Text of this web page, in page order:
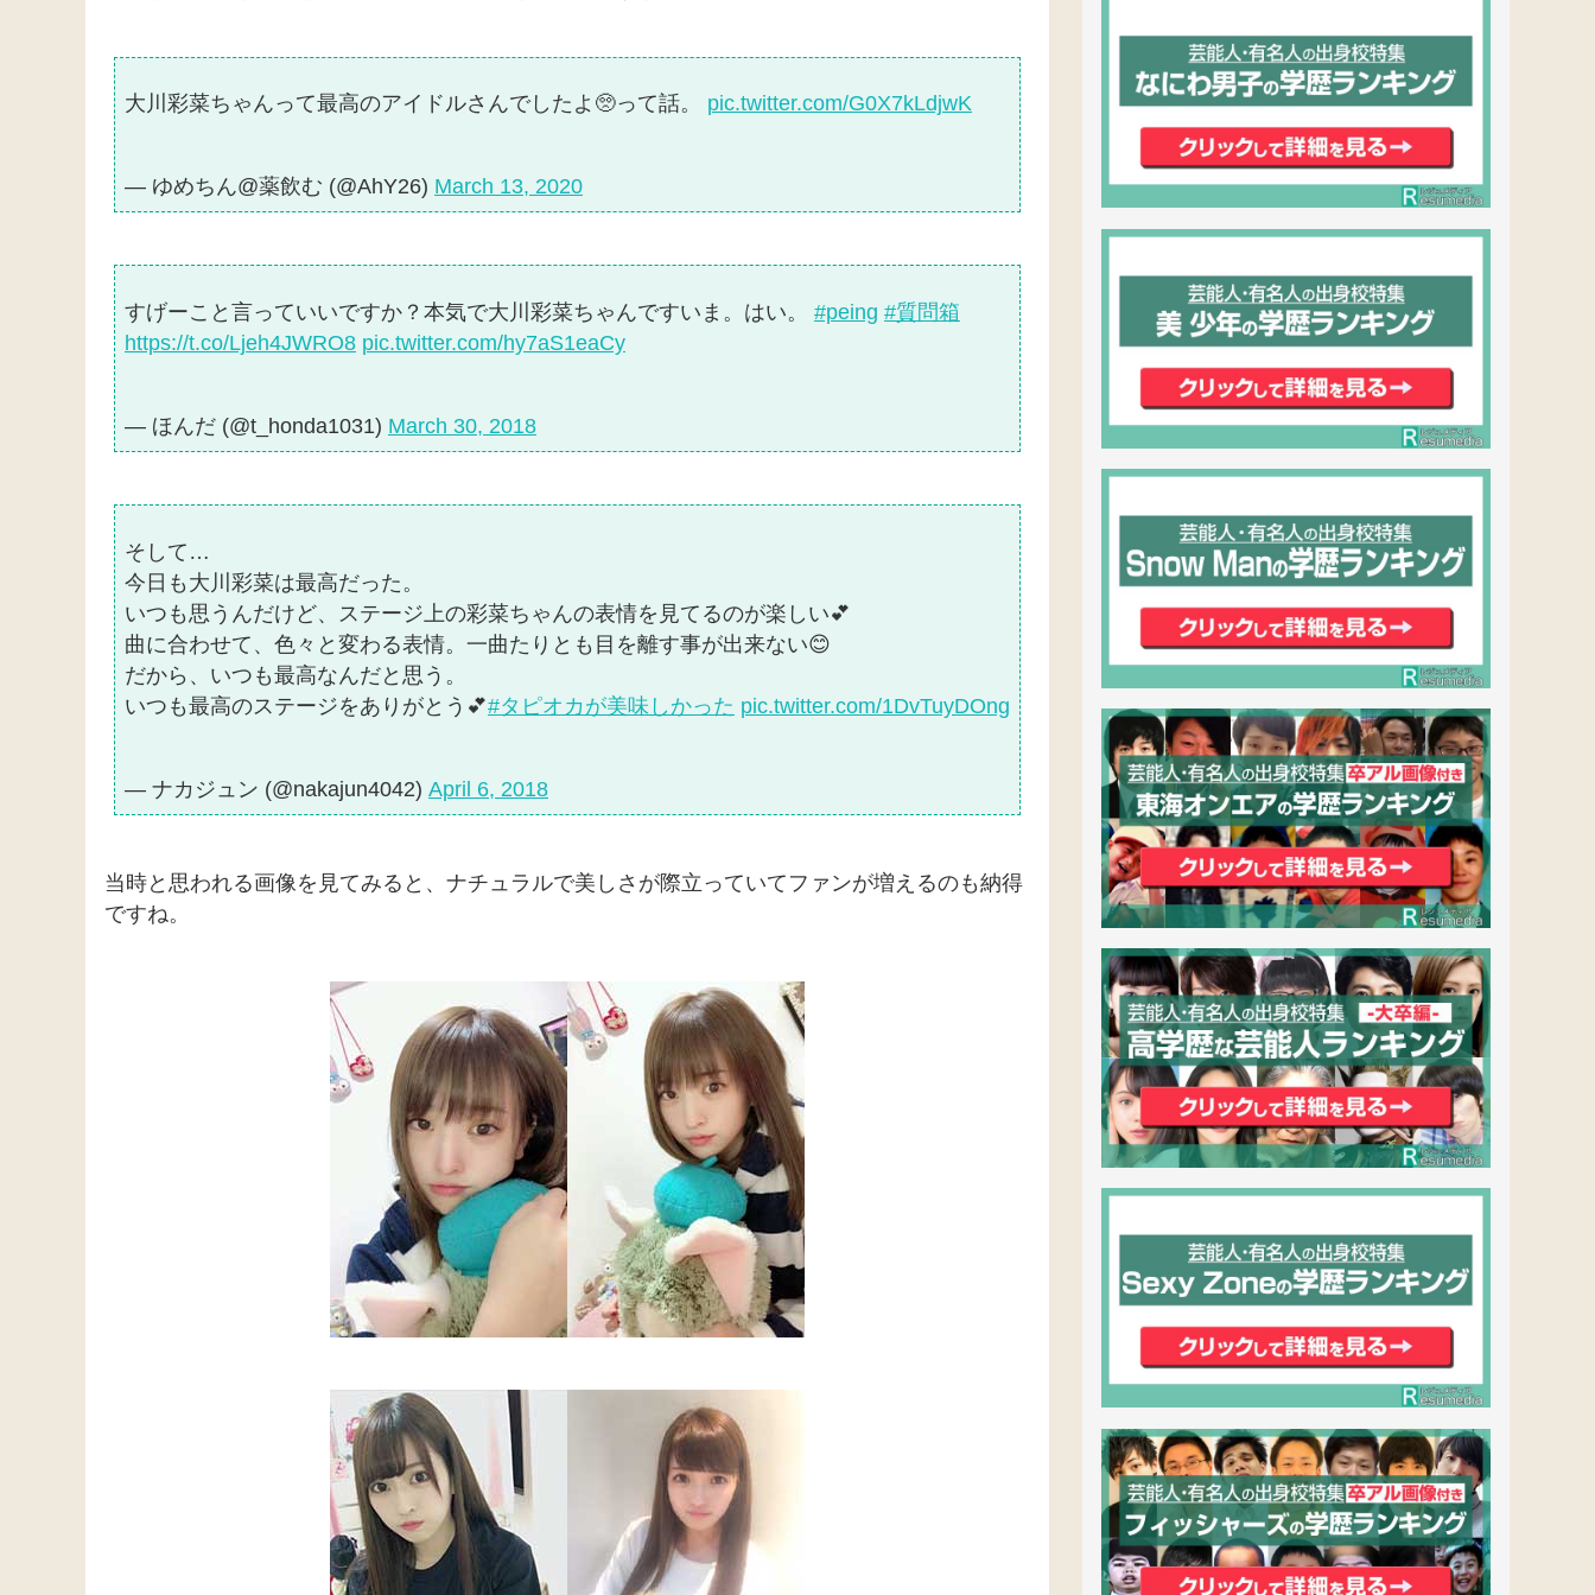
大川彩菜ちゃんって最高のアイドルさんでしたよ🥺って話。 pic.twitter.com/G0X7kLdjwK
— ゆめちん@薬飲む (@AhY26) March 13, 2020
すげーこと言っていいですか？本気で大川彩菜ちゃんですいま。はい。 #peing #質問箱
https://t.co/Ljeh4JWRO8 pic.twitter.com/hy7aS1eaCy
— ほんだ (@t_honda1031) March 30, 2018
そして…
今日も大川彩菜は最高だった。
いつも思うんだけど、ステージ上の彩菜ちゃんの表情を見てるのが楽しい💕
曲に合わせて、色々と変わる表情。一曲たりとも目を離す事が出来ない😊
だから、いつも最高なんだと思う。
いつも最高のステージをありがとう💕#タピオカが美味しかった pic.twitter.com/1DvTuyDOng
— ナカジュン (@nakajun4042) April 6, 2018
当時と思われる画像を見てみると、ナチュラルで美しさが際立っていてファンが増えるのも納得
ですね。